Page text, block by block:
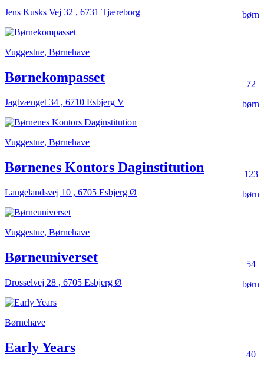
børn
Jens Kusks Vej 32 , 6731 Tjæreborg
Vuggestue, Børnehave
72
børn
Børnekompasset
Jagtvænget 34 , 6710 Esbjerg V
Vuggestue, Børnehave
123
børn
Børnenes Kontors Daginstitution
Langelandsvej 10 , 6705 Esbjerg Ø
Vuggestue, Børnehave
54
børn
Børneuniverset
Drosselvej 28 , 6705 Esbjerg Ø
Børnehave
40
Early Years